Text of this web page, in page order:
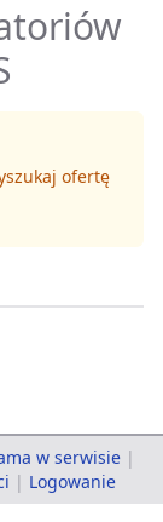
ofertę
w serwisie |
| Logowanie